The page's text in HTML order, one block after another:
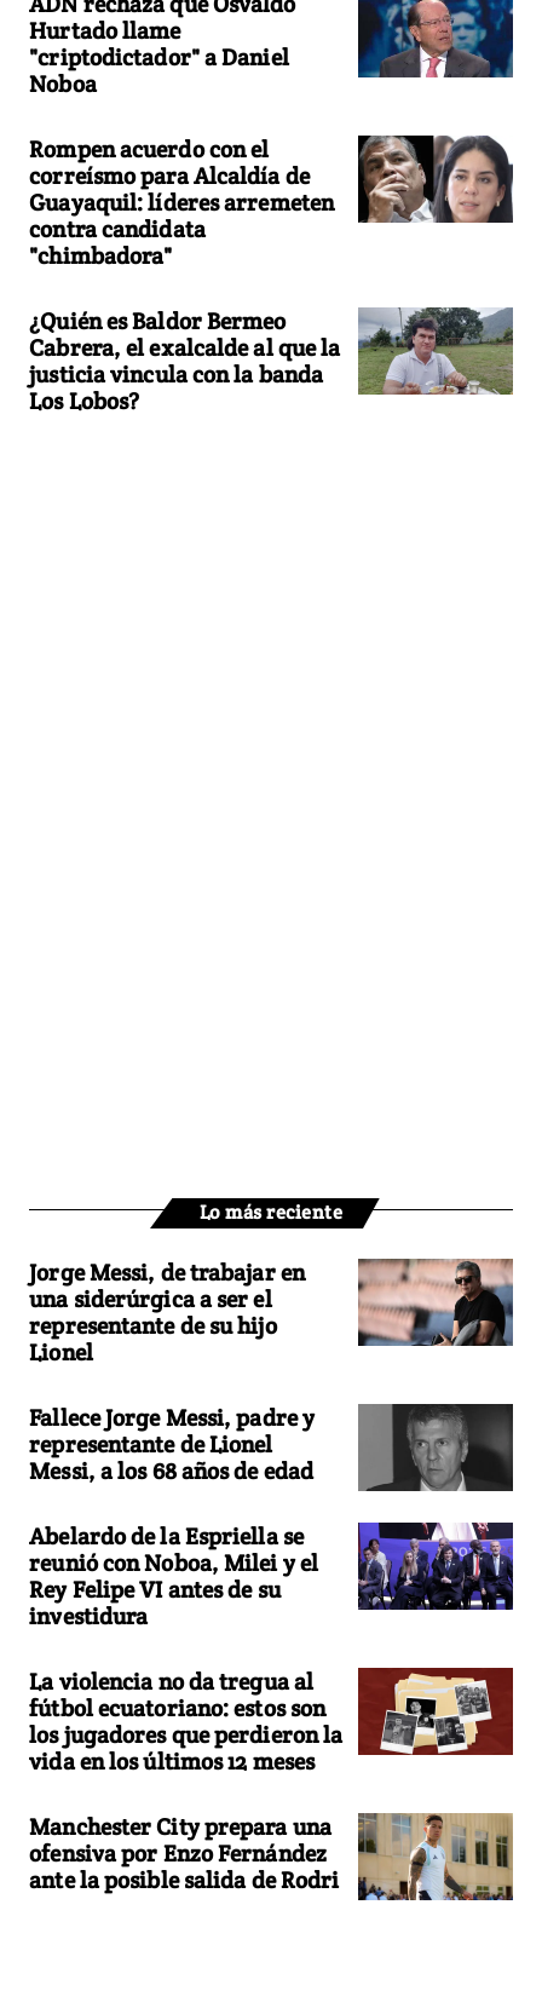
Hurtado llame
"criptodictador" a Daniel
Noboa
Rompen acuerdo con el
correísmo para Alcaldía de
Guayaquil: líderes arremeten
contra candidata
"chimbadora"
¿Quién es Baldor Bermeo
Cabrera, el exalcalde al que la
justicia vincula con la banda
Los Lobos?
Lo más reciente
Jorge Messi, de trabajar en
una siderúrgica a ser el
representante de su hijo
Lionel
Fallece Jorge Messi, padre y
representante de Lionel
Messi, a los 68 años de edad
Abelardo de la Espriella se
reunió con Noboa, Milei y el
Rey Felipe VI antes de su
investidura
La violencia no da tregua al
fútbol ecuatoriano: estos son
los jugadores que perdieron la
vida en los últimos 12 meses
Manchester City prepara una
ofensiva por Enzo Fernández
ante la posible salida de Rodri